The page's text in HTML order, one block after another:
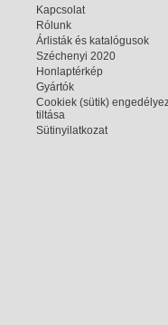
Kapcsolat
Rólunk
Árlisták és katalógusok
Széchenyi 2020
Honlaptérkép
Gyártók
Cookiek (sütik)
tiltása
Sütinyilatkozat